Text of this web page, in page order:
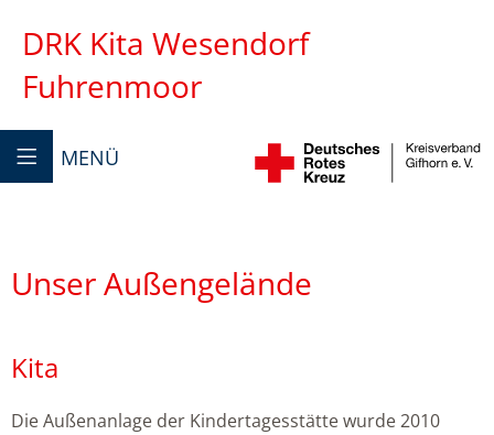
DRK Kita Wesendorf
Fuhrenmoor
MENÜ
Unser Außengelände
Kita
Die Außenanlage der Kindertagesstätte wurde 2010